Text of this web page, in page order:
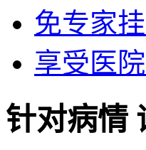
免专家
享受医
针对病情